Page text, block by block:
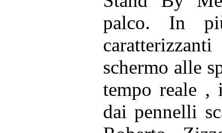
palco. In
schermo alle
tempo reale ,
dai pennelli